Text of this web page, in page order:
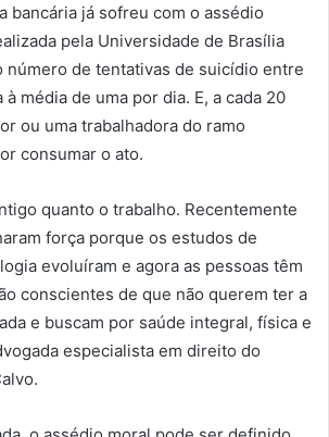
bancária já sofreu com o assédio
pela Universidade de Brasília
número de tentativas de suicídio entre
média de uma por dia. E, a cada 20
ou uma trabalhadora do ramo
consumar o ato.
quanto o trabalho. Recentemente
força porque os estudos de
evoluíram e agora as pessoas têm
conscientes de que não querem ter a
e buscam por saúde integral, física e
especialista em direito do